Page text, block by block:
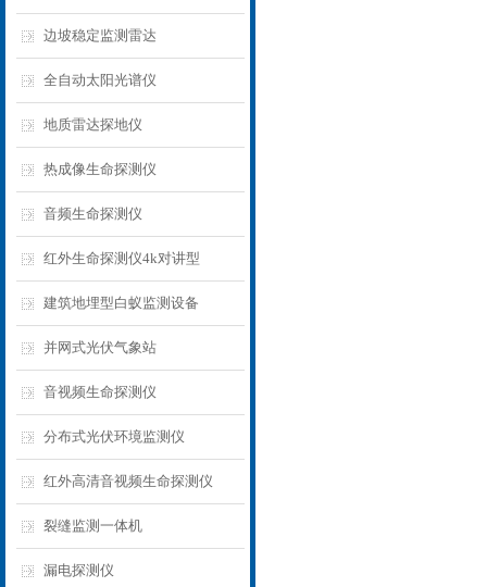
边坡稳定监测雷达
全自动太阳光谱仪
地质雷达探地仪
热成像生命探测仪
音频生命探测仪
红外生命探测仪4k对讲型
建筑地埋型白蚁监测设备
并网式光伏气象站
音视频生命探测仪
分布式光伏环境监测仪
红外高清音视频生命探测仪
裂缝监测一体机
漏电探测仪